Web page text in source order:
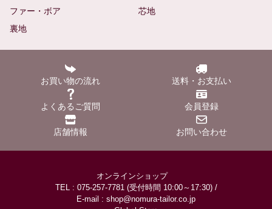
ファー・ボア
芯地
裏地
お買い物の流れ 送料・お支払い
よくあるご質問 会員登録
店舗情報 お問い合わせ
オンラインショップ
TEL : 075-257-7781 (受付時間 10:00～17:30) /
E-mail : shop@nomura-tailor.co.jp